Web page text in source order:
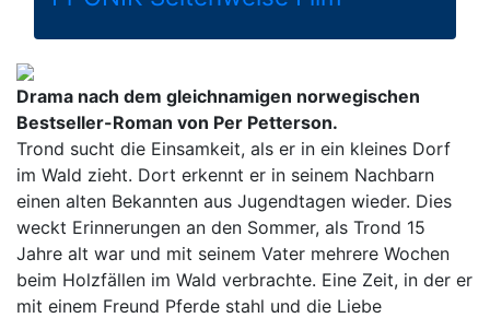
Drama nach dem gleichnamigen norwegischen
Bestseller-Roman von Per Petterson.
Trond sucht die Einsamkeit, als er in ein kleines Dorf
im Wald zieht. Dort erkennt er in seinem Nachbarn
einen alten Bekannten aus Jugendtagen wieder. Dies
weckt Erinnerungen an den Sommer, als Trond 15
Jahre alt war und mit seinem Vater mehrere Wochen
beim Holzfällen im Wald verbrachte. Eine Zeit, in der er
mit einem Freund Pferde stahl und die Liebe